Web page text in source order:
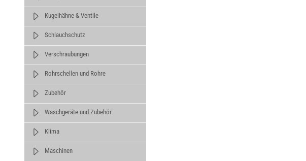
Kugelhähne & Ventile
Schlauchschutz
Verschraubungen
Rohrschellen und Rohre
Zubehör
Waschgeräte und Zubehör
Klima
Maschinen